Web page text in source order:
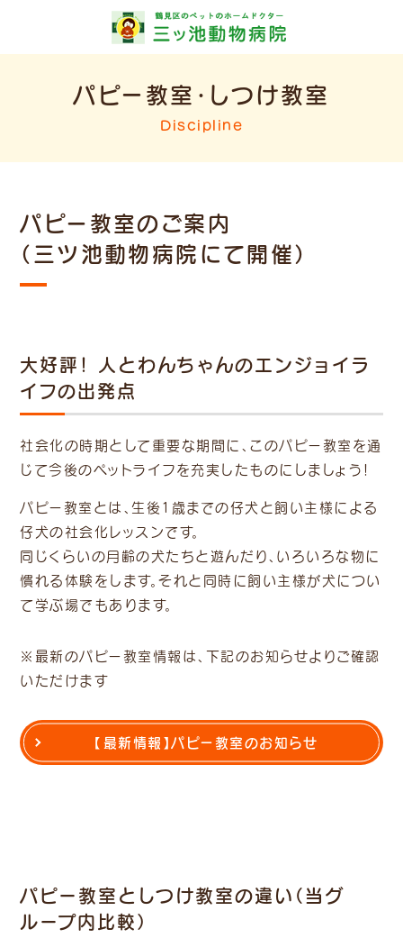
パピー教室・しつけ教室
Discipline
パピー教室のご案内
（三ツ池動物病院にて開催）
大好評！ 人とわんちゃんのエンジョイラ
イフの出発点
社会化の時期として重要な期間に、このパピー教室を通
じて今後のペットライフを充実したものにしましょう！
パピー教室とは、生後1歳までの仔犬と飼い主様による
仔犬の社会化レッスンです。
同じくらいの月齢の犬たちと遊んだり、いろいろな物に
慣れる体験をします。それと同時に飼い主様が犬につい
て学ぶ場でもあります。
※最新のパピー教室情報は、下記のお知らせよりご確認
いただけます
【最新情報】パピー教室のお知らせ
パピー教室としつけ教室の違い（当グ
ループ内比較）